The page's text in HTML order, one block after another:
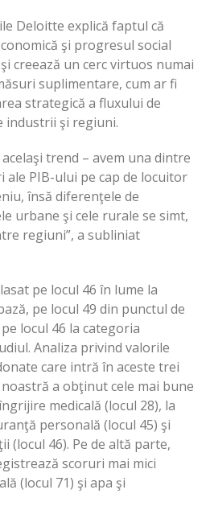
Deloitte explică faptul că
şi progresul social
creează un cerc virtuos numai
suplimentare, cum ar fi
strategică a fluxului de
industrii şi regiuni.
trend – avem una dintre
ale PIB-ului pe cap de locuitor
însă diferenţele de
urbane şi cele rurale se simt,
regiuni”, a subliniat
pe locul 46 în lume la
pe locul 49 din punctul de
locul 46 la categoria
Analiza privind valorile
care intră în aceste trei
a obţinut cele mai bune
medicală (locul 28), la
personală (locul 45) şi
(locul 46). Pe de altă parte,
scoruri mai mici
(locul 71) şi apa şi